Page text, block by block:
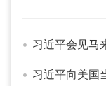
习近平会见马
习近平向美国